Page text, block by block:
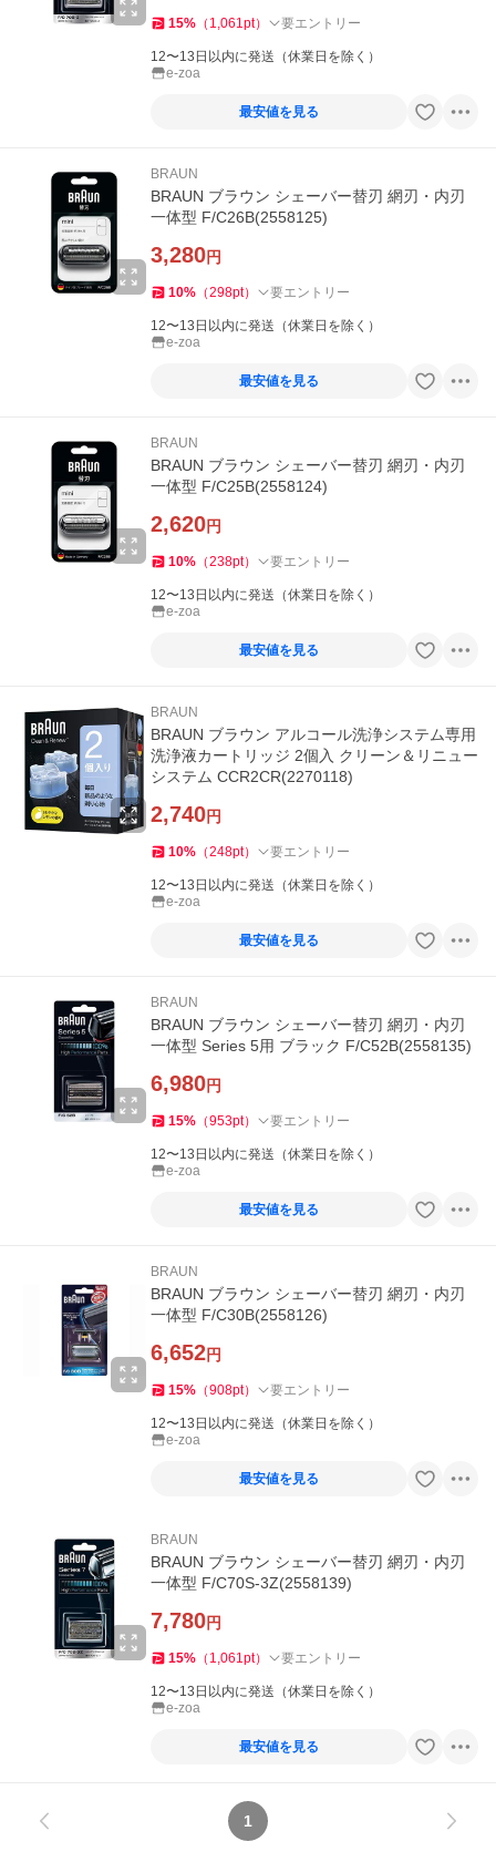
15% （ 1,061pt） 要エントリー
12〜13日以内に発送（休業日を除く）
e-zoa
最安値を見る
BRAUN
BRAUN ブラウン シェーバー替刃 網刃・内刃
一体型 F/C26B(2558125)
3,280円
10% （298pt） 要エントリー
12〜13日以内に発送（休業日を除く）
e-zoa
最安値を見る
BRAUN
BRAUN ブラウン シェーバー替刃 網刃・内刃
一体型 F/C25B(2558124)
2,620円
10% （238pt） 要エントリー
12〜13日以内に発送（休業日を除く）
e-zoa
最安値を見る
BRAUN
BRAUN ブラウン アルコール洗浄システム専用
洗浄液カートリッジ 2個入 クリーン＆リニュー
システム CCR2CR(2270118)
2,740円
10% （248pt） 要エントリー
12〜13日以内に発送（休業日を除く）
e-zoa
最安値を見る
BRAUN
BRAUN ブラウン シェーバー替刃 網刃・内刃
一体型 Series 5用 ブラック F/C52B(2558135)
6,980円
15% （953pt） 要エントリー
12〜13日以内に発送（休業日を除く）
e-zoa
最安値を見る
BRAUN
BRAUN ブラウン シェーバー替刃 網刃・内刃
一体型 F/C30B(2558126)
6,652円
15% （908pt） 要エントリー
12〜13日以内に発送（休業日を除く）
e-zoa
最安値を見る
BRAUN
BRAUN ブラウン シェーバー替刃 網刃・内刃
一体型 F/C70S-3Z(2558139)
7,780円
15% （ 1,061pt） 要エントリー
12〜13日以内に発送（休業日を除く）
e-zoa
最安値を見る
1